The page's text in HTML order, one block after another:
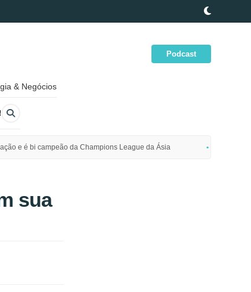
Podcast
& Negócios
e é bi campeão da Champions League da Ásia
sua